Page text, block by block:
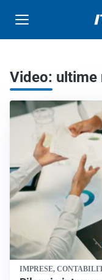
Video: ultime
IMPRESE,